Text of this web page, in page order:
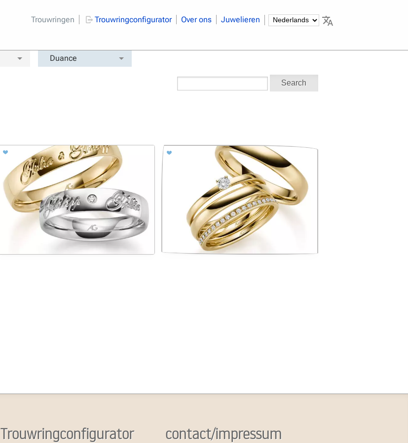
Trouwringen Trouwringconfigurator Over ons Juwelieren
Duance
Search
Trouwringconfigurator contact/impressum